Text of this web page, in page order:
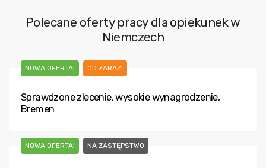
Polecane oferty pracy dla opiekunek w
Niemczech
NOWA OFERTA! OD ZARAZ!
Sprawdzone zlecenie, wysokie wynagrodzenie,
Bremen
NOWA OFERTA! NA ZASTĘPSTWO